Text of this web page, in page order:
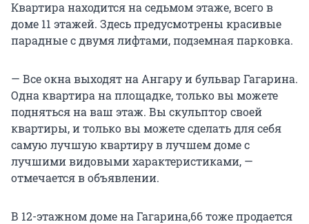
Квартира находится на седьмом этаже, всего в
доме 11 этажей. Здесь предусмотрены красивые
парадные с двумя лифтами, подземная парковка.
— Все окна выходят на Ангару и бульвар Гагарина.
Одна квартира на площадке, только вы можете
подняться на ваш этаж. Вы скульптор своей
квартиры, и только вы можете сделать для себя
самую лучшую квартиру в лучшем доме с
лучшими видовыми характеристиками, —
отмечается в объявлении.
В 12-этажном доме на Гагарина,66 тоже продается